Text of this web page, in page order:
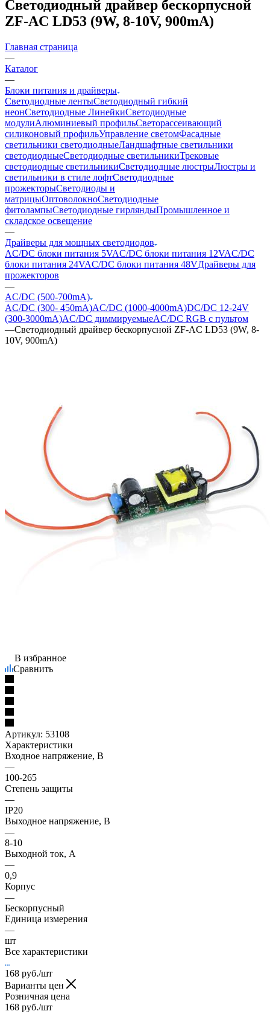
Светодиодный драйвер бескорпусной
ZF-AC LD53 (9W, 8-10V, 900mA)
Главная страница
—
Каталог
—
Блоки питания и драйверы
Светодиодные лентыСветодиодный гибкий
неонСветодиодные ЛинейкиСветодиодные
модулиАлюминиевый профильСветорассеивающий
силиконовый профильУправление светомФасадные
светильники светодиодныеЛандшафтные светильники
светодиодныеСветодиодные светильникиТрековые
светодиодные светильникиСветодиодные люстрыЛюстры и
светильники в стиле лофтСветодиодные
прожекторыСветодиоды и
матрицыОптоволокноСветодиодные
фитолампыСветодиодные гирляндыПромышленное и
складское освещение
—
Драйверы для мощных светодиодов
AC/DC блоки питания 5VAC/DC блоки питания 12VAC/DC
блоки питания 24VAC/DC блоки питания 48VДрайверы для
прожекторов
—
AC/DC (500-700mA)
AC/DC (300- 450mA)AC/DC (1000-4000mA)DC/DC 12-24V
(300-3000mA)AC/DC диммируемыеAC/DC RGB с пультом
—Светодиодный драйвер бескорпусной ZF-AC LD53 (9W, 8-
10V, 900mA)
В избранное
Сравнить
Артикул: 53108
Характеристики
Входное напряжение, В
—
100-265
Степень защиты
—
IP20
Выходное напряжение, В
—
8-10
Выходной ток, А
—
0,9
Корпус
—
Бескорпусный
Единица измерения
—
шт
Все характеристики
168 руб./шт
Варианты цен
Розничная цена
168 руб./шт